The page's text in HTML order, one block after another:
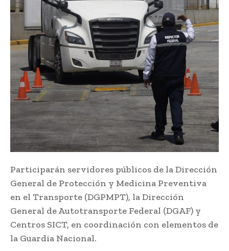
Participarán servidores públicos de la Dirección
General de Protección y Medicina Preventiva
en el Transporte (DGPMPT), la Dirección
General de Autotransporte Federal (DGAF) y
Centros SICT, en coordinación con elementos de
la Guardia Nacional.